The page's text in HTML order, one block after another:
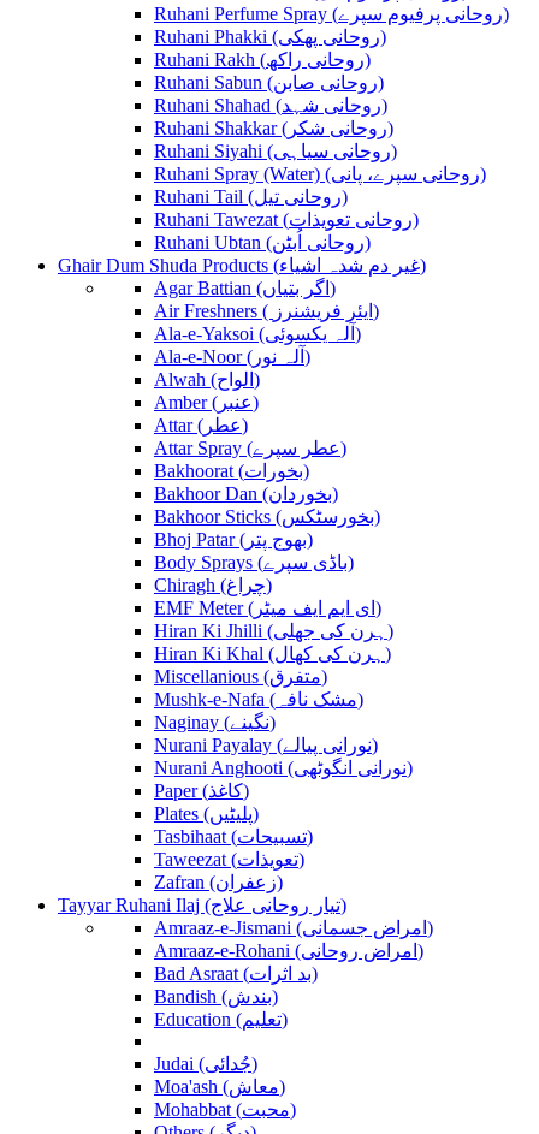
Ruhani Perfume Spray (روحانی پرفیوم سپرے)
Ruhani Phakki (روحانی پھکی)
Ruhani Rakh (روحانی راکھ)
Ruhani Sabun (روحانی صابن)
Ruhani Shahad (روحانی شہد)
Ruhani Shakkar (روحانی شکر)
Ruhani Siyahi (روحانی سیاہی)
Ruhani Spray (Water) (روحانی سپرے، پانی)
Ruhani Tail (روحانی تیل)
Ruhani Tawezat (روحانی تعویذات)
Ruhani Ubtan (روحانی اُبٹن)
Ghair Dum Shuda Products (غیر دم شدہ اشیاء)
Agar Battian (اگر بتیاں)
Air Freshners ( ایئر فریشنرز)
Ala-e-Yaksoi (آلہ یکسوئی)
Ala-e-Noor (آلہ نور)
Alwah (الواح)
Amber (عنبر)
Attar (عطر)
Attar Spray (عطر سپرے)
Bakhoorat (بخورات)
Bakhoor Dan (بخوردان)
Bakhoor Sticks (بخورسٹکس)
Bhoj Patar (بھوج پتر)
Body Sprays (باڈی سپرے)
Chiragh (چراغ)
EMF Meter (ای ایم ایف میٹر)
Hiran Ki Jhilli (ہرن کی جھلی)
Hiran Ki Khal (ہرن کی کھال)
Miscellanious (متفرق)
Mushk-e-Nafa (مشک نافہ)
Naginay (نگینے)
Nurani Payalay (نورانی پیالے)
Nurani Anghooti (نورانی انگوٹھی)
Paper (کاغذ)
Plates (پلیٹیں)
Tasbihaat (تسبیحات)
Taweezat (تعویذات)
Zafran (زعفران)
Tayyar Ruhani Ilaj (تیار روحانی علاج)
Amraaz-e-Jismani (امراض جسمانی)
Amraaz-e-Rohani (امراض روحانی)
Bad Asraat (بد اثرات)
Bandish (بندش)
Education (تعلیم)
Judai (جُدائی)
Moa'ash (معاش)
Mohabbat (محبت)